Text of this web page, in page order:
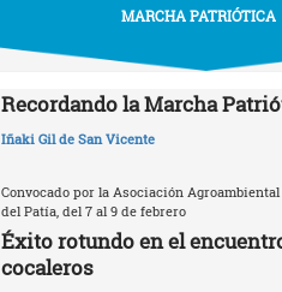
MARCHA PATRIÓTICA
Recordando la Marcha
Iñaki Gil de San Vicente
Convocado por la Asociación
del Patía, del 7 al 9 de febrero
Éxito rotundo en el
cocaleros